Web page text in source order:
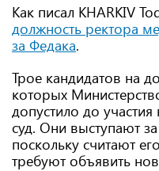
Как писал KHARKIV
должность ректора
за Федака.
Трое кандидатов на
которых
допустило до
суд. Они выступают
поскольку считают
требуют объявить